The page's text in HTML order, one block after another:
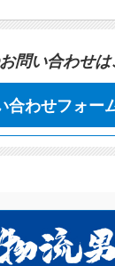
問い合わせは
合わせフォー